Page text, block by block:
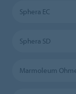
Sphera EC
Sphera SD
Marmoleum